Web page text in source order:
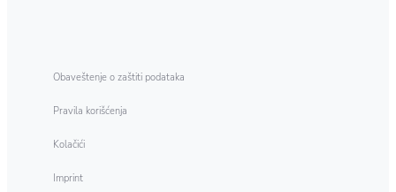
Obaveštenje o zaštiti podataka
Pravila korišćenja
Kolačići
Imprint